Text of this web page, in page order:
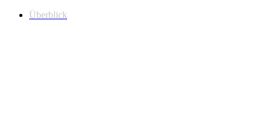
Überblick